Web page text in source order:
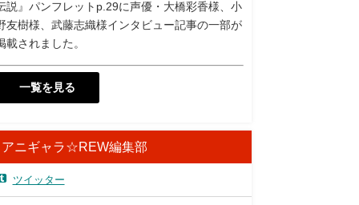
説』パンフレットp.29に声優・大橋彩香様、小
友樹様、武藤志織様インタビュー記事の一部が
載されました。
一覧を見る
アニギャラ☆REW編集部
ツイッター